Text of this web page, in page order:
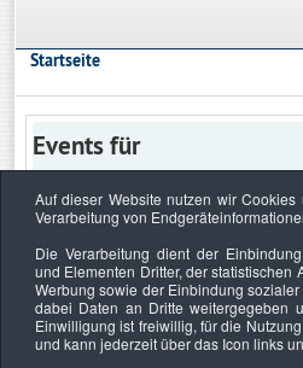
Startseite
Events für
Keine Termine
Auf dieser Website nutzen wir
Verarbeitung von
Die Verarbeitung dient der
und Elementen Dritter, der statistischen
Werbung sowie der Einbindung
dabei Daten an Dritte weitergegeben
Einwilligung ist freiwillig, für die
und kann jederzeit über das Icon links